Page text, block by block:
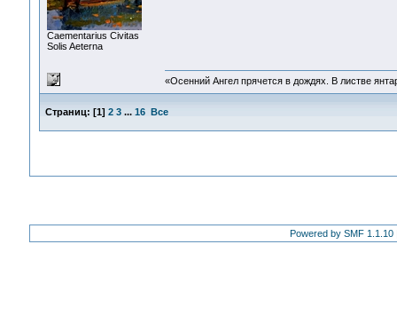
Сaementarius Civitas
Solis Aeterna
«Осенний Ангел прячется в дождях. В листве
Страниц: [1] 2 3 ... 16 Все
Powered by SMF 1.1.10